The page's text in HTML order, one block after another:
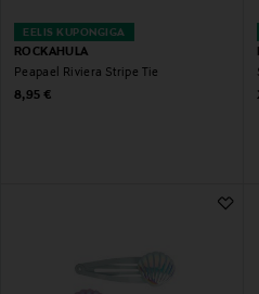
EELIS KUPONGIGA
ROCKAHULA
Peapael Riviera Stripe Tie
Original Price
8,95 €